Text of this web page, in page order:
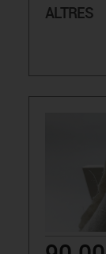
ALTRES